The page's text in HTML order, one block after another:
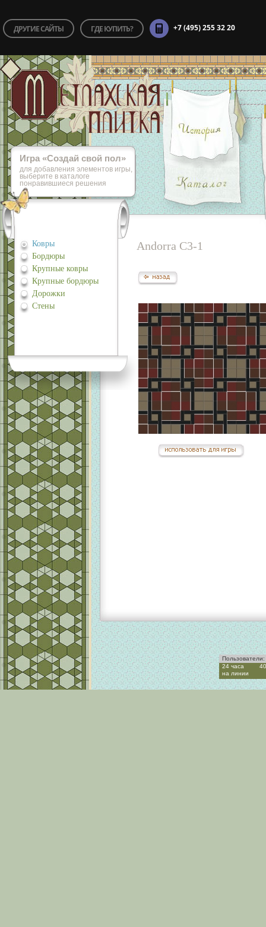
ДРУГИЕ САЙТЫ ГДЕ КУПИТЬ? +7 (495) 255 32 20
Игра «Cоздай свой пол»
для добавления элементов игры,
выберите в каталоге
понравившиеся решения
Ковры
Бордюры
Крупные ковры
Крупные бордюры
Дорожки
Стены
Andorra C3-1
Пользователи:
24 часа
на линии